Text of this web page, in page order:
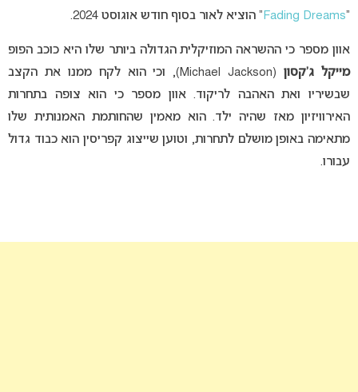
“
Fading Dreams ” הוציא לאור בסוף חודש אוגוסט 2024.
אוון מספר כי ההשראה המוזיקלית הגדולה ביותר שלו היא כוכב הפופ
מייקל ג’קסון
(Michael Jackson), וכי הוא לקח ממנו את הקצב
שבשיריו ואת האהבה לריקוד. אוון מספר כי הוא צופה בתחרות
האירוויזיון מאז שהיה ילד. הוא מאמין שהחותמת האמנותית שלו
מתאימה באופן מושלם לתחרות, וטוען שייצוג קפריסין הוא כבוד גדול
עבורו.